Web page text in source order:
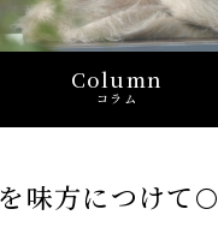
Column
コラム
味方につけて🌕